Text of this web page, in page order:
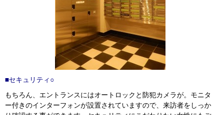
■セキュリティ○
もちろん、エントランスにはオートロックと防犯カメラが。モニタ
ー付きのインターフォンが設置されていますので、来訪者をしっか